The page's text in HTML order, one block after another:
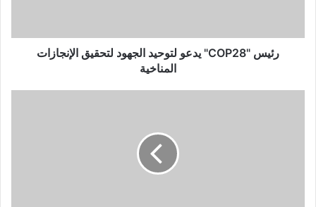
رئيس "COP28" يدعو لتوحيد الجهود لتحقيق الإنجازات
المناخية